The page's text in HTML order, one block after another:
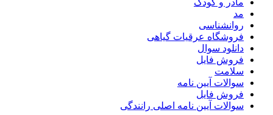
مادر و کودک
مد
روانشناسی
فروشگاه عرقیات گیاهی
دانلود سوال
فروش فایل
سلامت
سوالات آیین نامه
فروش فایل
سوالات آیین نامه اصلی رانندگی